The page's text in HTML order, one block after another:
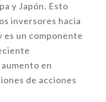
y Japón. Esto
inversores hacia
es un componente
en
de acciones